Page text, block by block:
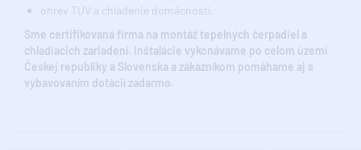
ohrev TÚV a chladenie domácností.
Sme certifikovaná firma na montáž tepelných čerpadiel a
chladiacich zariadení. Inštalácie vykonávame po celom území
Českej republiky a Slovenska a zákazníkom pomáhame aj s
vybavovaním dotácií zadarmo.